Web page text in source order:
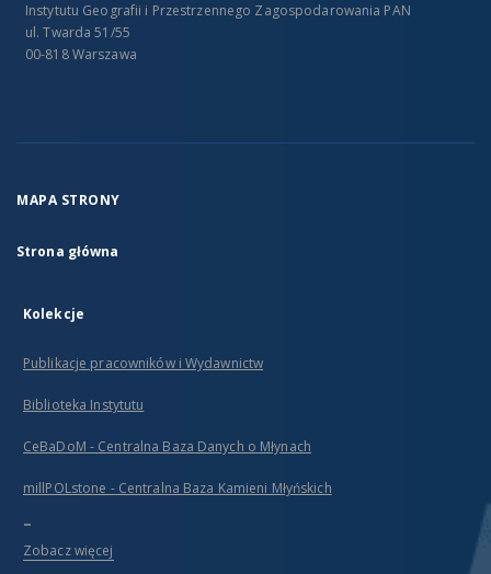
Instytutu Geografii i Przestrzennego Zagospodarowania PAN
ul. Twarda 51/55
00-818 Warszawa
MAPA STRONY
Strona główna
Kolekcje
Publikacje pracowników i Wydawnictw
Biblioteka Instytutu
CeBaDoM - Centralna Baza Danych o Młynach
millPOLstone - Centralna Baza Kamieni Młyńskich
...
Zobacz więcej